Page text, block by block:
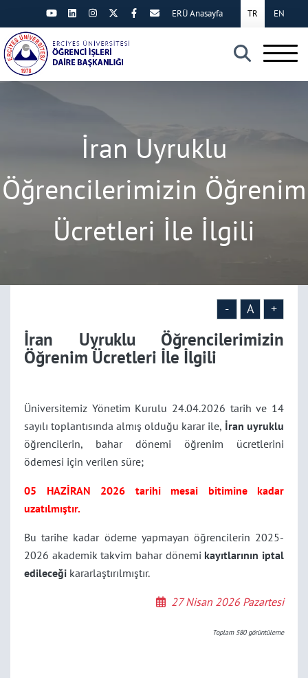
×
TR EN
ERÜ Anasayfa
İran Uyruklu
Öğrencilerimizin Öğrenim
Ücretleri İle İlgili
- A +
İran Uyruklu Öğrencilerimizin
Öğrenim Ücretleri İle İlgili
Üniversitemiz Yönetim Kurulu 24.04.2026 tarih ve 14
sayılı toplantısında almış olduğu karar ile, İran uyruklu
öğrencilerin, bahar dönemi öğrenim ücretlerini
ödemesi için verilen süre;
05 HAZİRAN 2026 tarihi mesai bitimine kadar
uzatılmıştır.
Bu tarihe kadar ödeme yapmayan öğrencilerin 2025-
2026 akademik takvim bahar dönemi kayıtlarının iptal
edileceği kararlaştırılmıştır.
27 Nisan 2026 Pazartesi
Toplam 580görüntüleme